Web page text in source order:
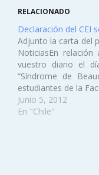
RELACIONADO
Declaración del CEI
Adjunto la carta del
NoticiasEn
vuestro diario el
“Síndrome de
estudiantes de la
Junio 5, 2012
En "Chile"